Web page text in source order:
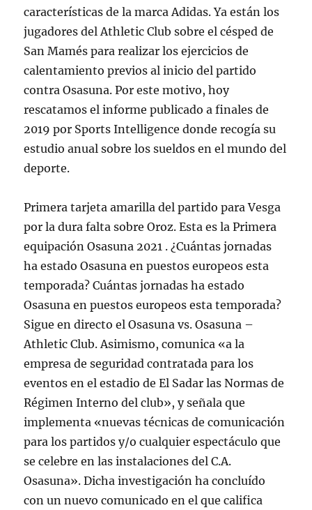
características de la marca Adidas. Ya están los
jugadores del Athletic Club sobre el césped de
San Mamés para realizar los ejercicios de
calentamiento previos al inicio del partido
contra Osasuna. Por este motivo, hoy
rescatamos el informe publicado a finales de
2019 por Sports Intelligence donde recogía su
estudio anual sobre los sueldos en el mundo del
deporte.
Primera tarjeta amarilla del partido para Vesga
por la dura falta sobre Oroz. Esta es la Primera
equipación Osasuna 2021 . ¿Cuántas jornadas
ha estado Osasuna en puestos europeos esta
temporada? Cuántas jornadas ha estado
Osasuna en puestos europeos esta temporada?
Sigue en directo el Osasuna vs. Osasuna –
Athletic Club. Asimismo, comunica «a la
empresa de seguridad contratada para los
eventos en el estadio de El Sadar las Normas de
Régimen Interno del club», y señala que
implementa «nuevas técnicas de comunicación
para los partidos y/o cualquier espectáculo que
se celebre en las instalaciones del C.A.
Osasuna». Dicha investigación ha concluído
con un nuevo comunicado en el que califica